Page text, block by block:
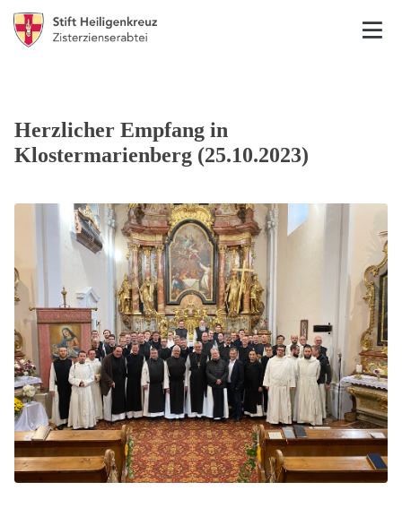
Herzlicher Empfang in
Klostermarienberg (25.10.2023)